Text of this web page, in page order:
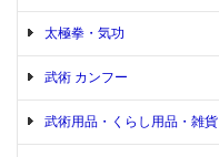
太極拳・気功
武術 カンフー
武術用品・くらし用品・雑貨